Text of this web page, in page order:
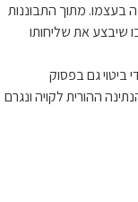
בעצמו. מתוך התבוננות
שיבצע את שליחותו
ביטוי גם בפסוק
ההורית לקויה ונגרם